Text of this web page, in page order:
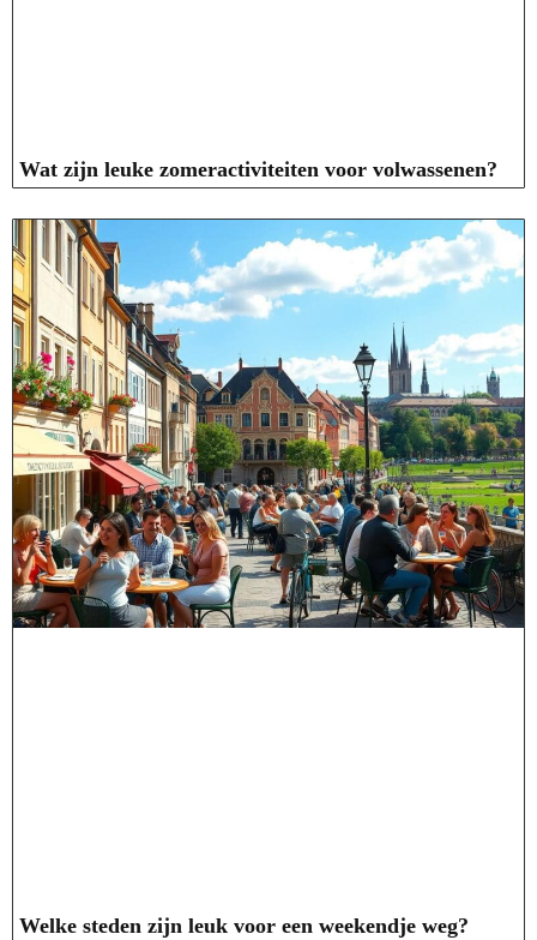
Wat zijn leuke zomeractiviteiten voor volwassenen?
Welke steden zijn leuk voor een weekendje weg?